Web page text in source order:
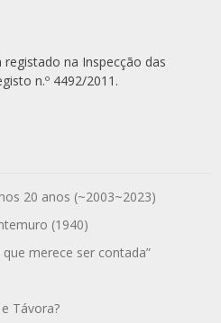
registado na Inspecção das
n.º 4492/2011.
20 anos (~2003~2023)
(1940)
merece ser contada”
Távora?